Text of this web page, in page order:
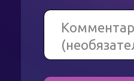
Режим работы:
Будни 9:00 - 18:00
+7 (812) 490 75 79
+7 (800) 500 12 48